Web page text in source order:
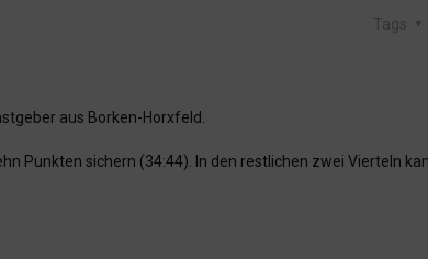
Tags
aus Borken-Horxfeld.
Punkten sichern (34:44). In den restlichen zwei Vierteln